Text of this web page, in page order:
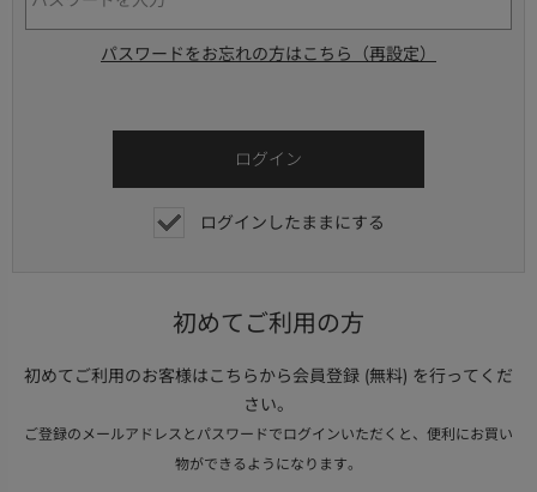
パスワードをお忘れの方はこちら（再設定）
ログインしたままにする
初めてご利用の方
初めてご利用のお客様はこちらから会員登録 (無料) を行ってくだ
さい。
ご登録のメールアドレスとパスワードでログインいただくと、便利にお買い
物ができるようになります。